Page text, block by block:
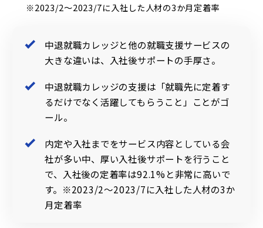
※2023/2～2023/7に入社した人材の3か月定着率
中退就職カレッジと他の就職支援サービスの
大きな違いは、入社後サポートの手厚さ。
中退就職カレッジの支援は「就職先に定着す
るだけでなく活躍してもらうこと」ことがゴ
ール。
内定や入社までをサービス内容としている会
社が多い中、厚い入社後サポートを行うこと
で、入社後の定着率は92.1%と非常に高いで
す。※2023/2～2023/7に入社した人材の3か
月定着率